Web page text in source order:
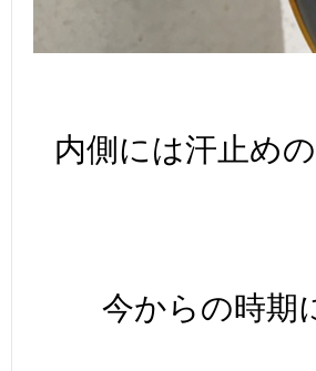
内側には汗止め
今からの時期